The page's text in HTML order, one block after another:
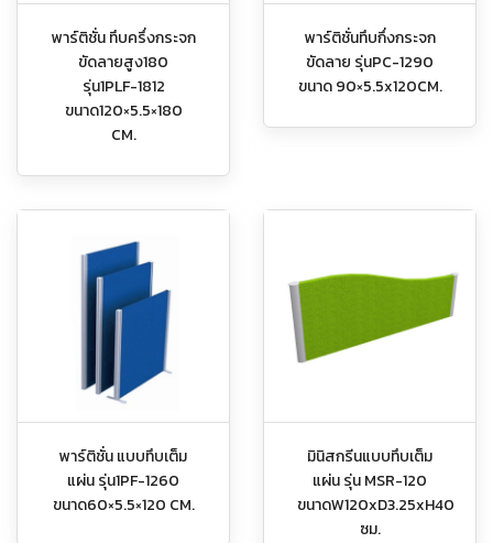
พาร์ติชั่น ทึบครึ่งกระจก
ขัดลายสูง180
รุ่น1PLF-1812
ขนาด120×5.5×180
CM.
พาร์ติชั่นทึบกึ่งกระจก
ขัดลาย รุ่นPC-1290
ขนาด 90×5.5x120CM.
พาร์ติชั่น แบบทึบเต็ม
แผ่น รุ่น1PF-1260
ขนาด60×5.5×120 CM.
มินิสกรีนแบบทึบเต็ม
แผ่น รุ่น MSR-120
ขนาดW120xD3.25xH40
ซม.